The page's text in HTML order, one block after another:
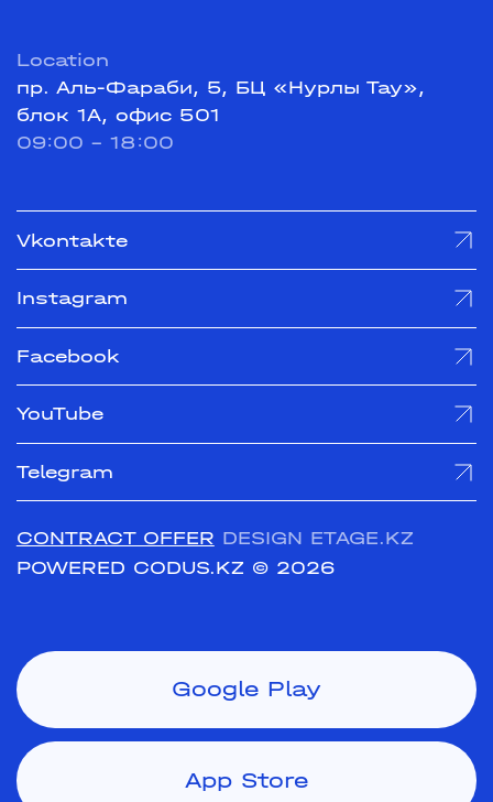
Location
пр. Аль-Фараби, 5, БЦ «Нурлы Тау»,
блок 1А, офис 501
09:00 - 18:00
Vkontakte
Instagram
Facebook
YouTube
Telegram
CONTRACT OFFER DESIGN ETAGE.KZ
POWERED CODUS.KZ © 2026
Google Play
App Store